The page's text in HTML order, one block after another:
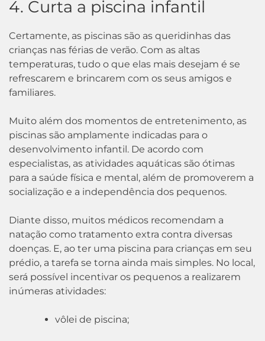
4. Curta a piscina infantil
Certamente, as piscinas são as queridinhas das
crianças nas férias de verão. Com as altas
temperaturas, tudo o que elas mais desejam é se
refrescarem e brincarem com os seus amigos e
familiares.
Muito além dos momentos de entretenimento, as
piscinas são amplamente indicadas para o
desenvolvimento infantil. De acordo com
especialistas, as atividades aquáticas são ótimas
para a saúde física e mental, além de promoverem a
socialização e a independência dos pequenos.
Diante disso, muitos médicos recomendam a
natação como tratamento extra contra diversas
doenças. E, ao ter uma piscina para crianças em seu
prédio, a tarefa se torna ainda mais simples. No local,
será possível incentivar os pequenos a realizarem
inúmeras atividades:
vôlei de piscina;